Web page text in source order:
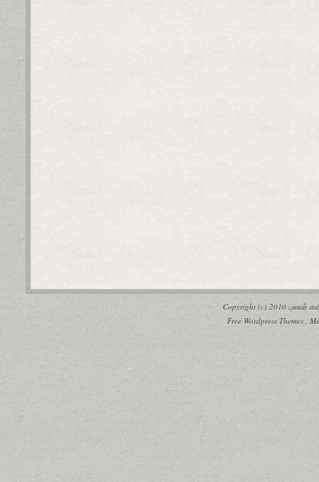
Copyright (c) 2010 புலவர்
Free Wordpress Themes ,